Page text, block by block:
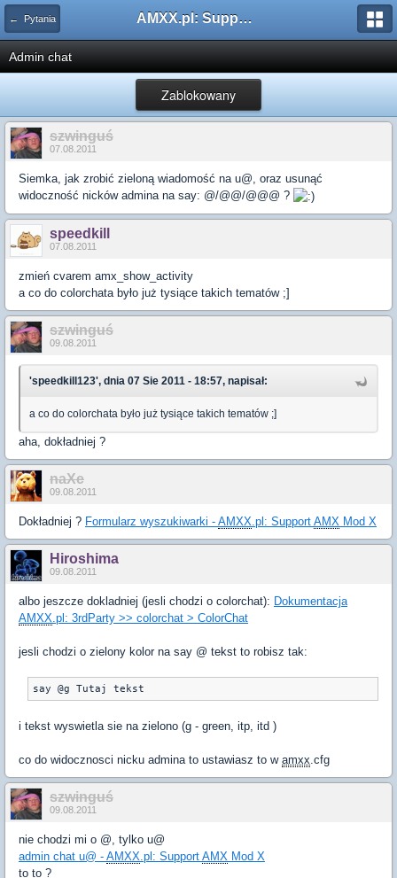
← Pytania AMXX.pl: Support AMX Mod X i SourceMod
Admin chat
Zablokowany
szwinguś
07.08.2011
Siemka, jak zrobić zieloną wiadomość na u@, oraz usunąć
widoczność nicków admina na say: @/@@/@@@ ?
speedkill
07.08.2011
zmień cvarem amx_show_activity
a co do colorchata było już tysiące takich tematów ;]
szwinguś
09.08.2011
'speedkill123', dnia 07 Sie 2011 - 18:57, napisał:
a co do colorchata było już tysiące takich tematów ;]
aha, dokładniej ?
naXe
09.08.2011
Dokładniej ? Formularz wyszukiwarki - AMXX.pl: Support AMX Mod X
Hiroshima
09.08.2011
albo jeszcze dokladniej (jesli chodzi o colorchat): Dokumentacja
AMXX.pl: 3rdParty >> colorchat > ColorChat
jesli chodzi o zielony kolor na say @ tekst to robisz tak:
say @g Tutaj tekst
i tekst wyswietla sie na zielono (g - green, itp, itd )
co do widocznosci nicku admina to ustawiasz to w amxx.cfg
szwinguś
09.08.2011
nie chodzi mi o @, tylko u@
admin chat u@ - AMXX.pl: Support AMX Mod X
to to ?